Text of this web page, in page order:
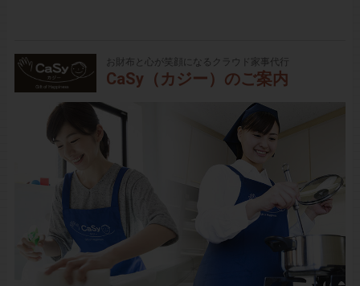
お財布と心が笑顔になるクラウド家事代行
CaSy（カジー）のご案内